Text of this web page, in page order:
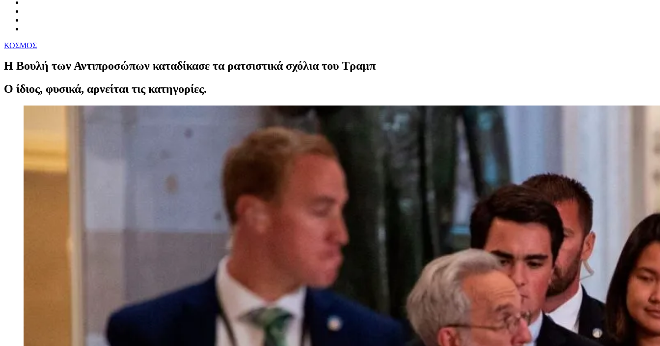
ΚΟΣΜΟΣ
Η Βουλή των Αντιπροσώπων καταδίκασε τα ρατσιστικά σχόλια του Τραμπ
Ο ίδιος, φυσικά, αρνείται τις κατηγορίες.